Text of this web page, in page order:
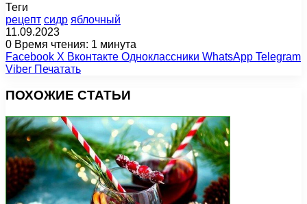
Теги
рецепт сидр яблочный
11.09.2023
0 Время чтения: 1 минута
Facebook X Вконтакте Одноклассники WhatsApp Telegram
Viber Печатать
ПОХОЖИЕ СТАТЬИ